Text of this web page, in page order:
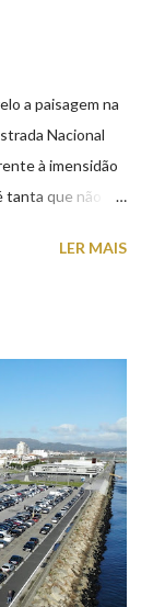
a paisagem na
Nacional
à imensidão
que não
LER MAIS